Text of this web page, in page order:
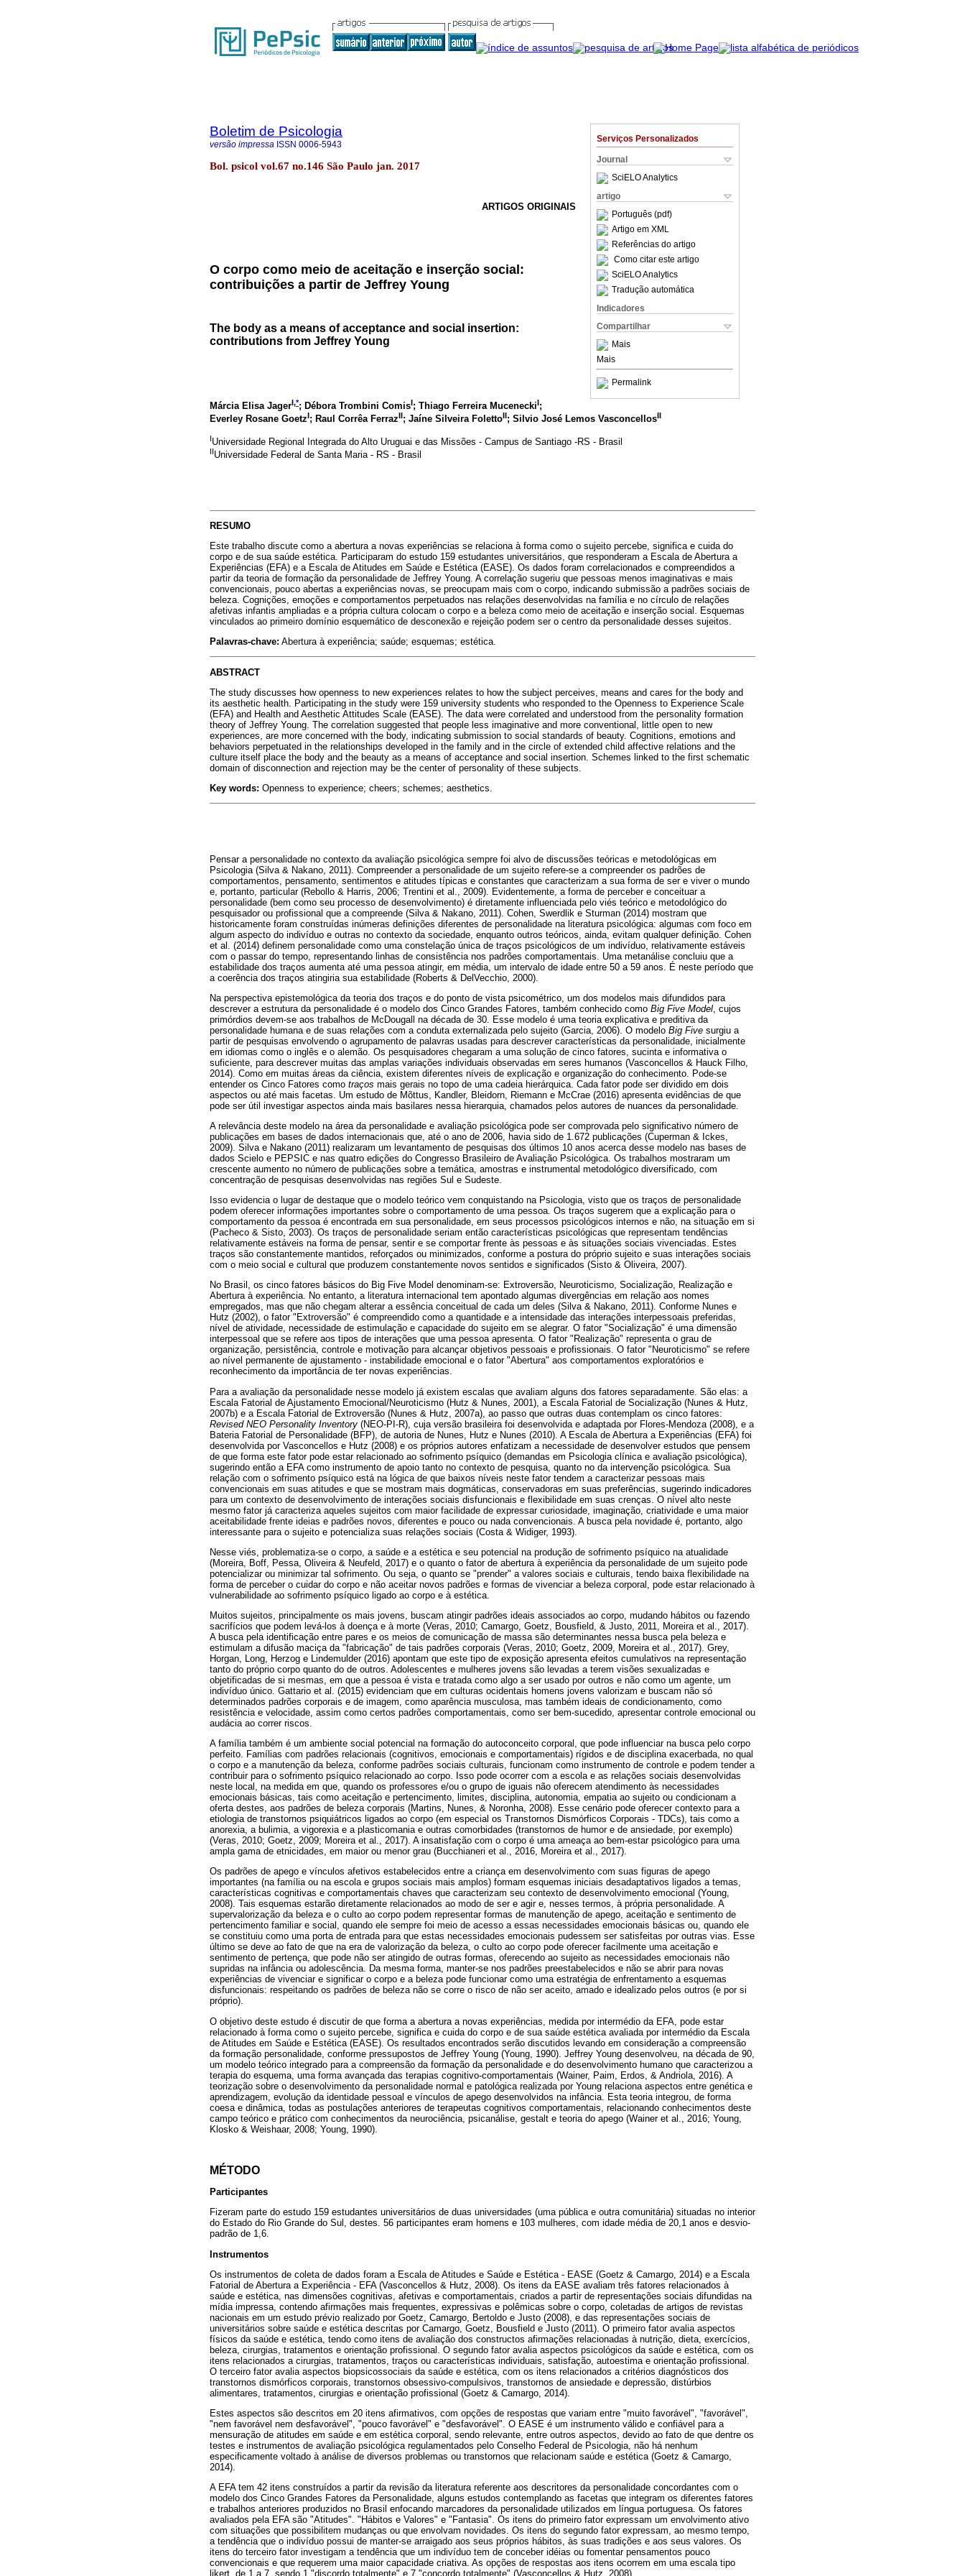
Serviços Personalizados
Journal
SciELO Analytics
artigo
Português (pdf)
Artigo em XML
Referências do artigo
Como citar este artigo
SciELO Analytics
Tradução automática
Indicadores
Compartilhar
Mais
Mais
Permalink
Boletim de Psicologia
versão impressa ISSN 0006-5943
Bol. psicol vol.67 no.146 São Paulo jan. 2017
ARTIGOS ORIGINAIS
O corpo como meio de aceitação e inserção social:
contribuições a partir de Jeffrey Young
The body as a means of acceptance and social insertion:
contributions from Jeffrey Young
Márcia Elisa JagerI,*; Débora Trombini ComisI; Thiago Ferreira MuceneckiI;
Everley Rosane GoetzI; Raul Corrêa FerrazII; Jaíne Silveira FolettoII; Silvio José Lemos VasconcellosII
IUniversidade Regional Integrada do Alto Uruguai e das Missões - Campus de Santiago -RS - Brasil
IIUniversidade Federal de Santa Maria - RS - Brasil
RESUMO
Este trabalho discute como a abertura a novas experiências se relaciona à forma como o sujeito percebe, significa e cuida do
corpo e de sua saúde estética. Participaram do estudo 159 estudantes universitários, que responderam a Escala de Abertura a
Experiências (EFA) e a Escala de Atitudes em Saúde e Estética (EASE). Os dados foram correlacionados e compreendidos a
partir da teoria de formação da personalidade de Jeffrey Young. A correlação sugeriu que pessoas menos imaginativas e mais
convencionais, pouco abertas a experiências novas, se preocupam mais com o corpo, indicando submissão a padrões sociais de
beleza. Cognições, emoções e comportamentos perpetuados nas relações desenvolvidas na família e no círculo de relações
afetivas infantis ampliadas e a própria cultura colocam o corpo e a beleza como meio de aceitação e inserção social. Esquemas
vinculados ao primeiro domínio esquemático de desconexão e rejeição podem ser o centro da personalidade desses sujeitos.
Palavras-chave: Abertura à experiência; saúde; esquemas; estética.
ABSTRACT
The study discusses how openness to new experiences relates to how the subject perceives, means and cares for the body and
its aesthetic health. Participating in the study were 159 university students who responded to the Openness to Experience Scale
(EFA) and Health and Aesthetic Attitudes Scale (EASE). The data were correlated and understood from the personality formation
theory of Jeffrey Young. The correlation suggested that people less imaginative and more conventional, little open to new
experiences, are more concerned with the body, indicating submission to social standards of beauty. Cognitions, emotions and
behaviors perpetuated in the relationships developed in the family and in the circle of extended child affective relations and the
culture itself place the body and the beauty as a means of acceptance and social insertion. Schemes linked to the first schematic
domain of disconnection and rejection may be the center of personality of these subjects.
Key words: Openness to experience; cheers; schemes; aesthetics.
Pensar a personalidade no contexto da avaliação psicológica sempre foi alvo de discussões teóricas e metodológicas em
Psicologia (Silva & Nakano, 2011). Compreender a personalidade de um sujeito refere-se a compreender os padrões de
comportamentos, pensamento, sentimentos e atitudes típicas e constantes que caracterizam a sua forma de ser e viver o mundo
e, portanto, particular (Rebollo & Harris, 2006; Trentini et al., 2009). Evidentemente, a forma de perceber e conceituar a
personalidade (bem como seu processo de desenvolvimento) é diretamente influenciada pelo viés teórico e metodológico do
pesquisador ou profissional que a compreende (Silva & Nakano, 2011). Cohen, Swerdlik e Sturman (2014) mostram que
historicamente foram construídas inúmeras definições diferentes de personalidade na literatura psicológica: algumas com foco em
algum aspecto do indivíduo e outras no contexto da sociedade, enquanto outros teóricos, ainda, evitam qualquer definição. Cohen
et al. (2014) definem personalidade como uma constelação única de traços psicológicos de um indivíduo, relativamente estáveis
com o passar do tempo, representando linhas de consistência nos padrões comportamentais. Uma metanálise concluiu que a
estabilidade dos traços aumenta até uma pessoa atingir, em média, um intervalo de idade entre 50 a 59 anos. É neste período que
a coerência dos traços atingiria sua estabilidade (Roberts & DelVecchio, 2000).
Na perspectiva epistemológica da teoria dos traços e do ponto de vista psicométrico, um dos modelos mais difundidos para
descrever a estrutura da personalidade é o modelo dos Cinco Grandes Fatores, também conhecido como Big Five Model , cujos
primórdios devem-se aos trabalhos de McDougall na década de 30. Esse modelo é uma teoria explicativa e preditiva da
personalidade humana e de suas relações com a conduta externalizada pelo sujeito (Garcia, 2006). O modelo Big Five surgiu a
partir de pesquisas envolvendo o agrupamento de palavras usadas para descrever características da personalidade, inicialmente
em idiomas como o inglês e o alemão. Os pesquisadores chegaram a uma solução de cinco fatores, sucinta e informativa o
suficiente, para descrever muitas das amplas variações individuais observadas em seres humanos (Vasconcellos & Hauck Filho,
2014). Como em muitas áreas da ciência, existem diferentes níveis de explicação e organização do conhecimento. Pode-se
entender os Cinco Fatores como traços mais gerais no topo de uma cadeia hierárquica. Cada fator pode ser dividido em dois
aspectos ou até mais facetas. Um estudo de Mõttus, Kandler, Bleidorn, Riemann e McCrae (2016) apresenta evidências de que
pode ser útil investigar aspectos ainda mais basilares nessa hierarquia, chamados pelos autores de nuances da personalidade.
A relevância deste modelo na área da personalidade e avaliação psicológica pode ser comprovada pelo significativo número de
publicações em bases de dados internacionais que, até o ano de 2006, havia sido de 1.672 publicações (Cuperman & Ickes,
2009). Silva e Nakano (2011) realizaram um levantamento de pesquisas dos últimos 10 anos acerca desse modelo nas bases de
dados Scielo e PEPSIC e nas quatro edições do Congresso Brasileiro de Avaliação Psicológica. Os trabalhos mostraram um
crescente aumento no número de publicações sobre a temática, amostras e instrumental metodológico diversificado, com
concentração de pesquisas desenvolvidas nas regiões Sul e Sudeste.
Isso evidencia o lugar de destaque que o modelo teórico vem conquistando na Psicologia, visto que os traços de personalidade
podem oferecer informações importantes sobre o comportamento de uma pessoa. Os traços sugerem que a explicação para o
comportamento da pessoa é encontrada em sua personalidade, em seus processos psicológicos internos e não, na situação em si
(Pacheco & Sisto, 2003). Os traços de personalidade seriam então características psicológicas que representam tendências
relativamente estáveis na forma de pensar, sentir e se comportar frente às pessoas e às situações sociais vivenciadas. Estes
traços são constantemente mantidos, reforçados ou minimizados, conforme a postura do próprio sujeito e suas interações sociais
com o meio social e cultural que produzem constantemente novos sentidos e significados (Sisto & Oliveira, 2007).
No Brasil, os cinco fatores básicos do Big Five Model denominam-se: Extroversão, Neuroticismo, Socialização, Realização e
Abertura à experiência. No entanto, a literatura internacional tem apontado algumas divergências em relação aos nomes
empregados, mas que não chegam alterar a essência conceitual de cada um deles (Silva & Nakano, 2011). Conforme Nunes e
Hutz (2002), o fator "Extroversão" é compreendido como a quantidade e a intensidade das interações interpessoais preferidas,
nível de atividade, necessidade de estimulação e capacidade do sujeito em se alegrar. O fator "Socialização" é uma dimensão
interpessoal que se refere aos tipos de interações que uma pessoa apresenta. O fator "Realização" representa o grau de
organização, persistência, controle e motivação para alcançar objetivos pessoais e profissionais. O fator "Neuroticismo" se refere
ao nível permanente de ajustamento - instabilidade emocional e o fator "Abertura" aos comportamentos exploratórios e
reconhecimento da importância de ter novas experiências.
Para a avaliação da personalidade nesse modelo já existem escalas que avaliam alguns dos fatores separadamente. São elas: a
Escala Fatorial de Ajustamento Emocional/Neuroticismo (Hutz & Nunes, 2001), a Escala Fatorial de Socialização (Nunes & Hutz,
2007b) e a Escala Fatorial de Extroversão (Nunes & Hutz, 2007a), ao passo que outras duas contemplam os cinco fatores:
Revised NEO Personality Inventory (NEO-PI-R), cuja versão brasileira foi desenvolvida e adaptada por Flores-Mendoza (2008), e a
Bateria Fatorial de Personalidade (BFP), de autoria de Nunes, Hutz e Nunes (2010). A Escala de Abertura a Experiências (EFA) foi
desenvolvida por Vasconcellos e Hutz (2008) e os próprios autores enfatizam a necessidade de desenvolver estudos que pensem
de que forma este fator pode estar relacionado ao sofrimento psíquico (demandas em Psicologia clínica e avaliação psicológica),
sugerindo então a EFA como instrumento de apoio tanto no contexto de pesquisa, quanto no da intervenção psicológica. Sua
relação com o sofrimento psíquico está na lógica de que baixos níveis neste fator tendem a caracterizar pessoas mais
convencionais em suas atitudes e que se mostram mais dogmáticas, conservadoras em suas preferências, sugerindo indicadores
para um contexto de desenvolvimento de interações sociais disfuncionais e flexibilidade em suas crenças. O nível alto neste
mesmo fator já caracteriza aqueles sujeitos com maior facilidade de expressar curiosidade, imaginação, criatividade e uma maior
aceitabilidade frente ideias e padrões novos, diferentes e pouco ou nada convencionais. A busca pela novidade é, portanto, algo
interessante para o sujeito e potencializa suas relações sociais (Costa & Widiger, 1993).
Nesse viés, problematiza-se o corpo, a saúde e a estética e seu potencial na produção de sofrimento psíquico na atualidade
(Moreira, Boff, Pessa, Oliveira & Neufeld, 2017) e o quanto o fator de abertura à experiência da personalidade de um sujeito pode
potencializar ou minimizar tal sofrimento. Ou seja, o quanto se "prender" a valores sociais e culturais, tendo baixa flexibilidade na
forma de perceber o cuidar do corpo e não aceitar novos padrões e formas de vivenciar a beleza corporal, pode estar relacionado à
vulnerabilidade ao sofrimento psíquico ligado ao corpo e à estética.
Muitos sujeitos, principalmente os mais jovens, buscam atingir padrões ideais associados ao corpo, mudando hábitos ou fazendo
sacrifícios que podem levá-los à doença e à morte (Veras, 2010; Camargo, Goetz, Bousfield, & Justo, 2011, Moreira et al., 2017).
A busca pela identificação entre pares e os meios de comunicação de massa são determinantes nessa busca pela beleza e
estimulam a difusão maciça da "fabricação" de tais padrões corporais (Veras, 2010; Goetz, 2009, Moreira et al., 2017). Grey,
Horgan, Long, Herzog e Lindemulder (2016) apontam que este tipo de exposição apresenta efeitos cumulativos na representação
tanto do próprio corpo quanto do de outros. Adolescentes e mulheres jovens são levadas a terem visões sexualizadas e
objetificadas de si mesmas, em que a pessoa é vista e tratada como algo a ser usado por outros e não como um agente, um
indivíduo único. Gattario et al. (2015) evidenciam que em culturas ocidentais homens jovens valorizam e buscam não só
determinados padrões corporais e de imagem, como aparência musculosa, mas também ideais de condicionamento, como
resistência e velocidade, assim como certos padrões comportamentais, como ser bem-sucedido, apresentar controle emocional ou
audácia ao correr riscos.
A família também é um ambiente social potencial na formação do autoconceito corporal, que pode influenciar na busca pelo corpo
perfeito. Famílias com padrões relacionais (cognitivos, emocionais e comportamentais) rígidos e de disciplina exacerbada, no qual
o corpo e a manutenção da beleza, conforme padrões sociais culturais, funcionam como instrumento de controle e podem tender a
contribuir para o sofrimento psíquico relacionado ao corpo. Isso pode ocorrer com a escola e as relações sociais desenvolvidas
neste local, na medida em que, quando os professores e/ou o grupo de iguais não oferecem atendimento às necessidades
emocionais básicas, tais como aceitação e pertencimento, limites, disciplina, autonomia, empatia ao sujeito ou condicionam a
oferta destes, aos padrões de beleza corporais (Martins, Nunes, & Noronha, 2008). Esse cenário pode oferecer contexto para a
etiologia de transtornos psiquiátricos ligados ao corpo (em especial os Transtornos Dismórficos Corporais - TDCs), tais como a
anorexia, a bulimia, a vigorexia e a plasticomania e outras comorbidades (transtornos de humor e de ansiedade, por exemplo)
(Veras, 2010; Goetz, 2009; Moreira et al., 2017). A insatisfação com o corpo é uma ameaça ao bem-estar psicológico para uma
ampla gama de etnicidades, em maior ou menor grau (Bucchianeri et al., 2016, Moreira et al., 2017).
Os padrões de apego e vínculos afetivos estabelecidos entre a criança em desenvolvimento com suas figuras de apego
importantes (na família ou na escola e grupos sociais mais amplos) formam esquemas iniciais desadaptativos ligados a temas,
características cognitivas e comportamentais chaves que caracterizam seu contexto de desenvolvimento emocional (Young,
2008). Tais esquemas estarão diretamente relacionados ao modo de ser e agir e, nesses termos, à própria personalidade. A
supervalorização da beleza e o culto ao corpo podem representar formas de manutenção de apego, aceitação e sentimento de
pertencimento familiar e social, quando ele sempre foi meio de acesso a essas necessidades emocionais básicas ou, quando ele
se constituiu como uma porta de entrada para que estas necessidades emocionais pudessem ser satisfeitas por outras vias. Esse
último se deve ao fato de que na era de valorização da beleza, o culto ao corpo pode oferecer facilmente uma aceitação e
sentimento de pertença, que pode não ser atingido de outras formas, oferecendo ao sujeito as necessidades emocionais não
supridas na infância ou adolescência. Da mesma forma, manter-se nos padrões preestabelecidos e não se abrir para novas
experiências de vivenciar e significar o corpo e a beleza pode funcionar como uma estratégia de enfrentamento a esquemas
disfuncionais: respeitando os padrões de beleza não se corre o risco de não ser aceito, amado e idealizado pelos outros (e por si
próprio).
O objetivo deste estudo é discutir de que forma a abertura a novas experiências, medida por intermédio da EFA, pode estar
relacionado à forma como o sujeito percebe, significa e cuida do corpo e de sua saúde estética avaliada por intermédio da Escala
de Atitudes em Saúde e Estética (EASE). Os resultados encontrados serão discutidos levando em consideração a compreensão
da formação personalidade, conforme pressupostos de Jeffrey Young (Young, 1990). Jeffrey Young desenvolveu, na década de 90,
um modelo teórico integrado para a compreensão da formação da personalidade e do desenvolvimento humano que caracterizou a
terapia do esquema, uma forma avançada das terapias cognitivo-comportamentais (Wainer, Paim, Erdos, & Andriola, 2016). A
teorização sobre o desenvolvimento da personalidade normal e patológica realizada por Young relaciona aspectos entre genética e
aprendizagem, evolução da identidade pessoal e vínculos de apego desenvolvidos na infância. Esta teoria integrou, de forma
coesa e dinâmica, todas as postulações anteriores de terapeutas cognitivos comportamentais, relacionando conhecimentos deste
campo teórico e prático com conhecimentos da neurociência, psicanálise, gestalt e teoria do apego (Wainer et al., 2016; Young,
Klosko & Weishaar, 2008; Young, 1990).
MÉTODO
Participantes
Fizeram parte do estudo 159 estudantes universitários de duas universidades (uma pública e outra comunitária) situadas no interior
do Estado do Rio Grande do Sul, destes. 56 participantes eram homens e 103 mulheres, com idade média de 20,1 anos e desvio-
padrão de 1,6.
Instrumentos
Os instrumentos de coleta de dados foram a Escala de Atitudes e Saúde e Estética - EASE (Goetz & Camargo, 2014) e a Escala
Fatorial de Abertura a Experiência - EFA (Vasconcellos & Hutz, 2008). Os itens da EASE avaliam três fatores relacionados à
saúde e estética, nas dimensões cognitivas, afetivas e comportamentais, criados a partir de representações sociais difundidas na
mídia impressa, contendo afirmações mais frequentes, expressivas e polêmicas sobre o corpo, coletadas de artigos de revistas
nacionais em um estudo prévio realizado por Goetz, Camargo, Bertoldo e Justo (2008), e das representações sociais de
universitários sobre saúde e estética descritas por Camargo, Goetz, Bousfield e Justo (2011). O primeiro fator avalia aspectos
físicos da saúde e estética, tendo como itens de avaliação dos constructos afirmações relacionadas à nutrição, dieta, exercícios,
beleza, cirurgias, tratamentos e orientação profissional. O segundo fator avalia aspectos psicológicos da saúde e estética, com os
itens relacionados a cirurgias, tratamentos, traços ou características individuais, satisfação, autoestima e orientação profissional.
O terceiro fator avalia aspectos biopsicossociais da saúde e estética, com os itens relacionados a critérios diagnósticos dos
transtornos dismórficos corporais, transtornos obsessivo-compulsivos, transtornos de ansiedade e depressão, distúrbios
alimentares, tratamentos, cirurgias e orientação profissional (Goetz & Camargo, 2014).
Estes aspectos são descritos em 20 itens afirmativos, com opções de respostas que variam entre "muito favorável", "favorável",
"nem favorável nem desfavorável", "pouco favorável" e "desfavorável". O EASE é um instrumento válido e confiável para a
mensuração de atitudes em saúde e em estética corporal, sendo relevante, entre outros aspectos, devido ao fato de que dentre os
testes e instrumentos de avaliação psicológica regulamentados pelo Conselho Federal de Psicologia, não há nenhum
especificamente voltado à análise de diversos problemas ou transtornos que relacionam saúde e estética (Goetz & Camargo,
2014).
A EFA tem 42 itens construídos a partir da revisão da literatura referente aos descritores da personalidade concordantes com o
modelo dos Cinco Grandes Fatores da Personalidade, alguns estudos contemplando as facetas que integram os diferentes fatores
e trabalhos anteriores produzidos no Brasil enfocando marcadores da personalidade utilizados em língua portuguesa. Os fatores
avaliados pela EFA são "Atitudes". "Hábitos e Valores" e "Fantasia". Os itens do primeiro fator expressam um envolvimento ativo
com situações que possibilitem mudanças ou que envolvam novidades. Os itens do segundo fator expressam, ao mesmo tempo,
a tendência que o indivíduo possui de manter-se arraigado aos seus próprios hábitos, às suas tradições e aos seus valores. Os
itens do terceiro fator investigam a tendência que um indivíduo tem de conceber idéias ou fomentar pensamentos pouco
convencionais e que requerem uma maior capacidade criativa. As opções de respostas aos itens ocorrem em uma escala tipo
likert, de 1 a 7, sendo 1 "discordo totalmente" e 7 "concordo totalmente" (Vasconcellos & Hutz, 2008).